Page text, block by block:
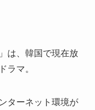
は、韓国で現在放
ラマ。
ターネット環境が